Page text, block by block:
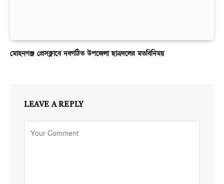
মোহনগঞ্জ প্রেসক্লাবে নবগঠিত উপজেলা ছাত্রদলের মতবিনিময়
LEAVE A REPLY